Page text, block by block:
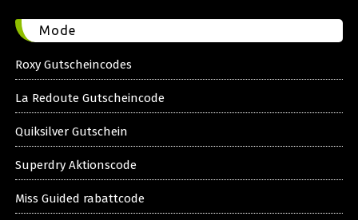
Mode
Roxy Gutscheincodes
La Redoute Gutscheincode
Quiksilver Gutschein
Superdry Aktionscode
Miss Guided rabattcode